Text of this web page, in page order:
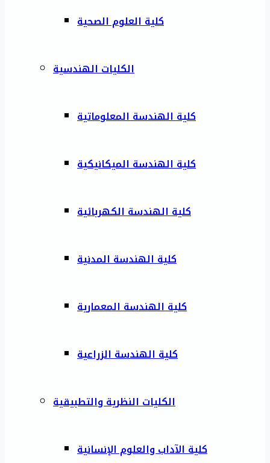
كلية العلوم الصحية
الكليات الهندسية
كلية الهندسة المعلوماتية
كلية الهندسة الميكانيكية
كلية الهندسة الكهربائية
كلية الهندسة المدنية
كلية الهندسة المعمارية
كلية الهندسة الزراعية
الكليات النظرية والتطبيقية
كلية الآداب والعلوم الإنسانية